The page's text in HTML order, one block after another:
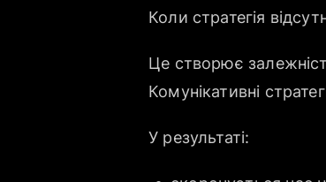
Коли стратегія
Це створює
Комунікативні
У результаті: